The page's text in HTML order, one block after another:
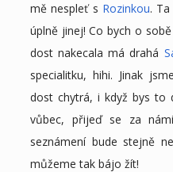
mě nespleť s Rozinkou.
úplně jinej! Co bych o
dost nakecala má drahá
specialitku, hihi. Jinak
dost chytrá, i když bys to
vůbec, přijeď se za
seznámení bude stejně
můžeme tak bájo žít!